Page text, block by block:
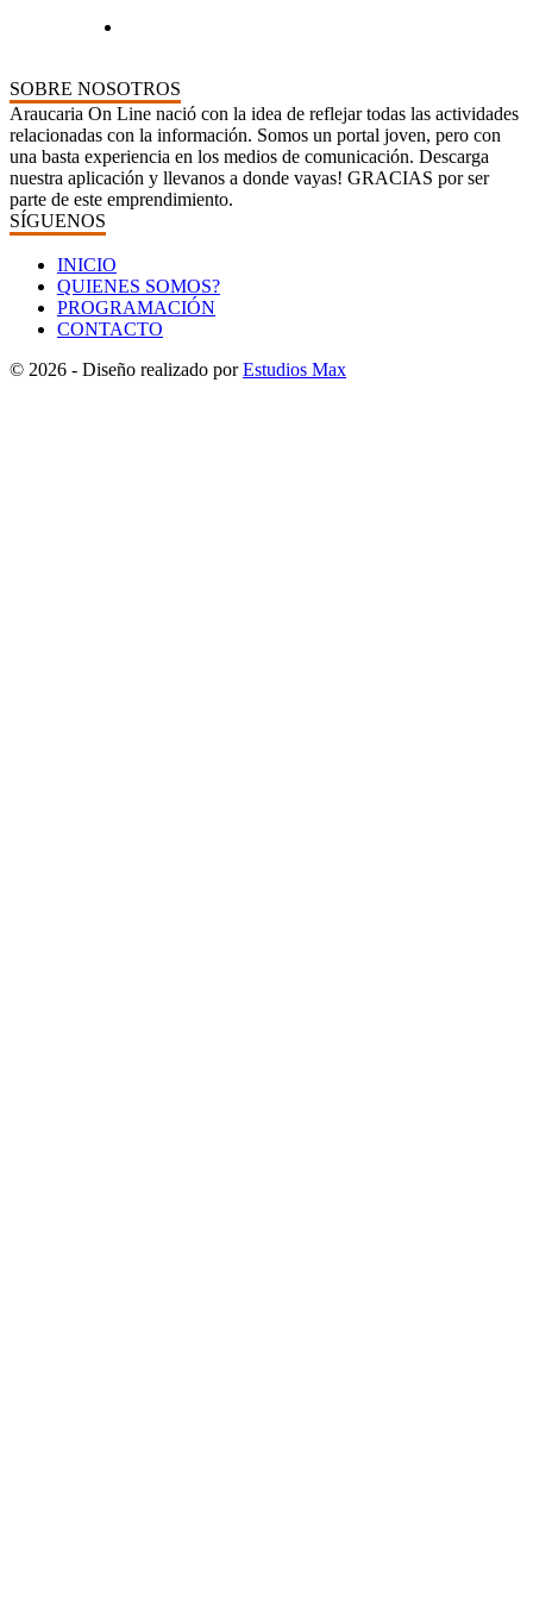
SOBRE NOSOTROS
Araucaria On Line nació con la idea de reflejar todas las actividades
relacionadas con la información. Somos un portal joven, pero con
una basta experiencia en los medios de comunicación. Descarga
nuestra aplicación y llevanos a donde vayas! GRACIAS por ser
parte de este emprendimiento.
SÍGUENOS
INICIO
QUIENES SOMOS?
PROGRAMACIÓN
CONTACTO
© 2026 - Diseño realizado porEstudios Max